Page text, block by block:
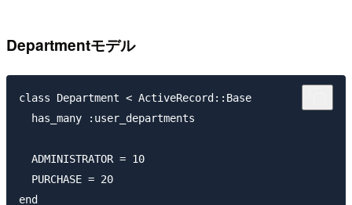
Departmentモデル
class Department < ActiveRecord::Base
  has_many :user_departments
  ADMINISTRATOR = 10
  PURCHASE = 20